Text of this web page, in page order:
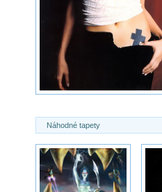
Náhodné tapety